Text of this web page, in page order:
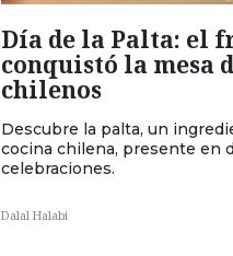
Día de la Palta: el
conquistó la mesa
chilenos
Descubre la palta, un
cocina chilena, presente en
celebraciones.
Dalal Halabi